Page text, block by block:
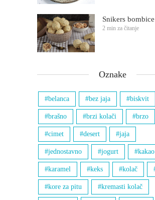
Snikers bombice
2 min za čitanje
Oznake
belanca bez jaja biskvit
brašno brzi kolači brzo
cimet desert jaja
jednostavno jogurt kakao
karamel keks kolač
kore za pitu kremasti kolač